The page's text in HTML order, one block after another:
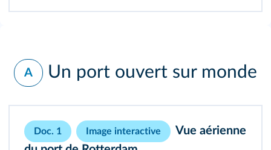
A Un port ouvert sur monde
Doc. 1 Image interactive
Vue aérienne